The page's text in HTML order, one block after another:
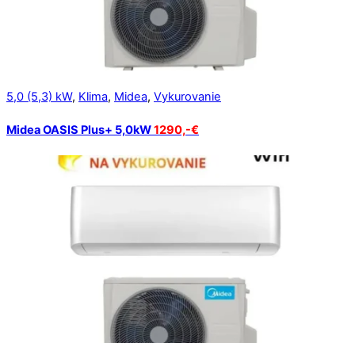
5,0 (5,3) kW, Klima, Midea, Vykurovanie
Midea OASIS Plus+ 5,0kW1290,-€